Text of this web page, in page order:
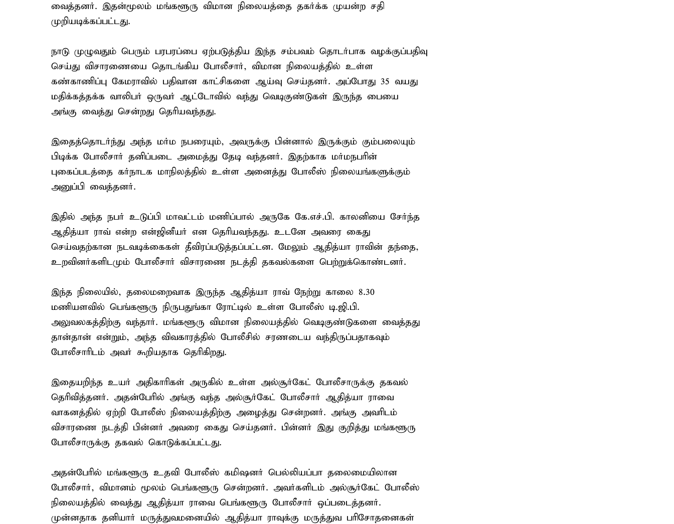
வைத்தனர். இதன்மூலம் மங்களூரு விமான நிலையத்தை தகர்க்க முயன்ற சதி
முறியடிக்கப்பட்டது.
நாடு முழுவதும் பெரும் பரபரப்பை ஏற்படுத்திய இந்த சம்பவம் தொடர்பாக வழக்குப்பதிவு
செய்து விசாரணையை தொடங்கிய போலீசார், விமான நிலையத்தில் உள்ள
கண்காணிப்பு கேமராவில் பதிவான காட்சிகளை ஆய்வு செய்தனர். அப்போது 35 வயது
மதிக்கத்தக்க வாலிபர் ஒருவர் ஆட்டோவில் வந்து வெடிகுண்டுகள் இருந்த பையை
அங்கு வைத்து சென்றது தெரியவந்தது.
இதைத்தொடர்ந்து அந்த மர்ம நபரையும், அவருக்கு பின்னால் இருக்கும் கும்பலையும்
பிடிக்க போலீசார் தனிப்படை அமைத்து தேடி வந்தனர். இதற்காக மர்மநபரின்
புகைப்படத்தை கர்நாடக மாநிலத்தில் உள்ள அனைத்து போலீஸ் நிலையங்களுக்கும்
அனுப்பி வைத்தனர்.
இதில் அந்த நபர் உடுப்பி மாவட்டம் மணிப்பால் அருகே கே.எச்.பி. காலனியை சேர்ந்த
ஆதித்யா ராவ் என்ற என்ஜினீயர் என தெரியவந்தது. உடனே அவரை கைது
செய்வதற்கான நடவடிக்கைகள் தீவிரப்படுத்தப்பட்டன. மேலும் ஆதித்யா ராவின் தந்தை,
உறவினர்களிடமும் போலீசார் விசாரணை நடத்தி தகவல்களை பெற்றுக்கொண்டனர்.
இந்த நிலையில், தலைமறைவாக இருந்த ஆதித்யா ராவ் நேற்று காலை 8.30
மணியளவில் பெங்களூரு நிருபதுங்கா ரோட்டில் உள்ள போலீஸ் டி.ஜி.பி.
அலுவலகத்திற்கு வந்தார். மங்களூரு விமான நிலையத்தில் வெடிகுண்டுகளை வைத்தது
தான்தான் என்றும், அந்த விவகாரத்தில் போலீசில் சரணடைய வந்திருப்பதாகவும்
போலீசாரிடம் அவர் கூறியதாக தெரிகிறது.
இதையறிந்த உயர் அதிகாரிகள் அருகில் உள்ள அல்சூர்கேட் போலீசாருக்கு தகவல்
தெரிவித்தனர். அதன்பேரில் அங்கு வந்த அல்சூர்கேட் போலீசார் ஆதித்யா ராவை
வாகனத்தில் ஏற்றி போலீஸ் நிலையத்திற்கு அழைத்து சென்றனர். அங்கு அவரிடம்
விசாரணை நடத்தி பின்னர் அவரை கைது செய்தனர். பின்னர் இது குறித்து மங்களூரு
போலீசாருக்கு தகவல் கொடுக்கப்பட்டது.
அதன்பேரில் மங்களூரு உதவி போலீஸ் கமிஷனர் பெல்லியப்பா தலைமையிலான
போலீசார், விமானம் மூலம் பெங்களூரு சென்றனர். அவர்களிடம் அல்சூர்கேட் போலீஸ்
நிலையத்தில் வைத்து ஆதித்யா ராவை பெங்களூரு போலீசார் ஒப்படைத்தனர்.
முன்னதாக தனியார் மருத்துவமனையில் ஆதித்யா ராவுக்கு மருத்துவ பரிசோதனைகள்